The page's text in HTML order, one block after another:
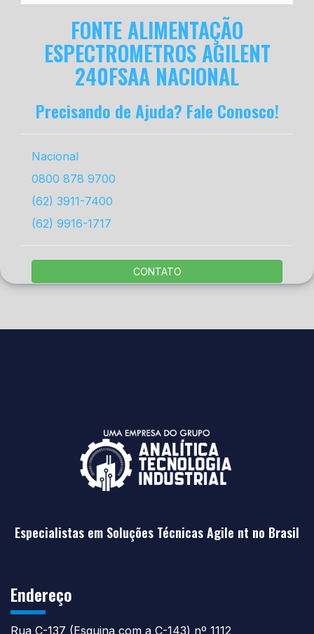
FONTE ALIMENTAÇÃO
ESPECTROMETROS AGILENT
240FSAA NACIONAL
Precisando de Ajuda? Fale Conosco!
Nacional
0800 878 9700
(62) 3911-7400
(62) 9916-1717
CONTATO
Especialistas em Soluções Técnicas Agile nt no Brasil
Endereço
Rua C-137 (Esquina com a C-143) nº 1112